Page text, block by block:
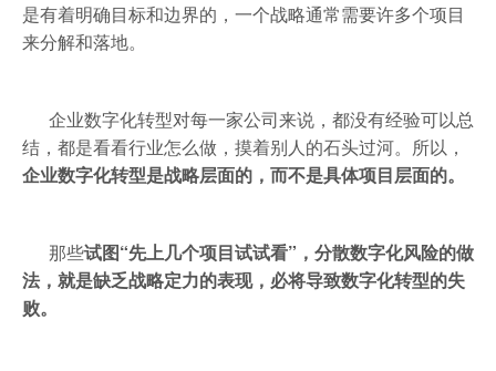
是有着明确目标和边界的，一个战略通常需要许多个项目
来分解和落地。
企业数字化转型对每一家公司来说，都没有经验可以总
结，都是看看行业怎么做，摸着别人的石头过河。所以，
企业数字化转型是战略层面的，而不是具体项目层面的。
那些试图“先上几个项目试试看”，分散数字化风险的做
法，就是缺乏战略定力的表现，必将导致数字化转型的失
败。